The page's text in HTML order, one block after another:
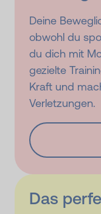
Deine
obwohl du
du dich mit
gezielte
Kraft und
Verletzungen.
Das